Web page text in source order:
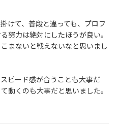
けて、普段と違っても、プロフ
努力は絶対にしたほうが良い。
まないと戦えないなと思いまし
ピード感が合うことも大事だ
動くのも大事だと思いました。